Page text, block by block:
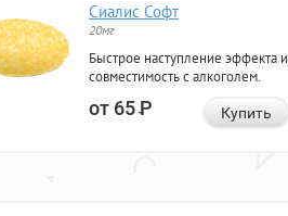
Сиалис Софт
20мг
Быстрое наступление эффекта и
совместимость с алкоголем.
от 65Р Купить